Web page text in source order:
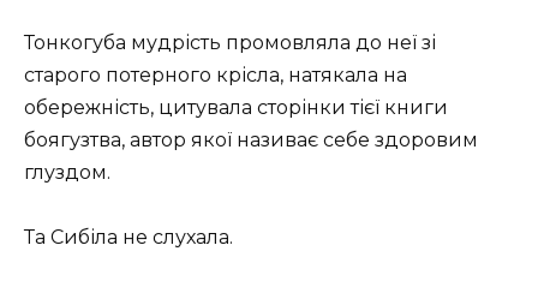
Тонкогуба мудрість промовляла до неї зі
старого потерного крісла, натякала на
обережність, цитувала сторінки тієї книги
боягузтва, автор якої називає себе здоровим
глуздом.
Та Сибіла не слухала.